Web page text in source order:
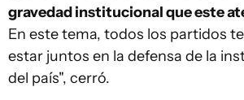
gravedad institucional que este
En este tema, todos los partidos
estar juntos en la defensa de la
del país", cerró.